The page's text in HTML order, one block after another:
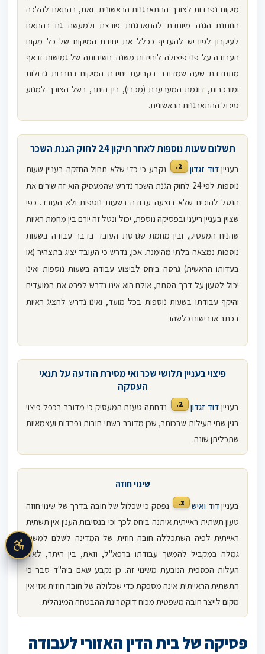
מיקוח נפרדות לצורך ההתארגנות הראשונית. זאת, בהתאם להלכה
הנותנת הגנה מיוחדת להתארגנות פורצת ולמעשה גם בהתאם
לעיקרון לפיו יש להעדיף ככלל את יחידת המיקוח של כל מקום
העבודה על פני פיצולה ליחידות משנה. חשיבותה של גמישות זו אף
מתחדדת שעה שמדובר בקביעת יחידת המיקוח בחברות גדולות
ומורכבות, דוגמת המערערת (מכבי), בין היתר, בשל הצורך למנוע
סיכול ההתארגנות הראשונית.
תשלום שעות נוספות לאחר תיקון 24 לחוק הגנת השכר
בענייןדוד זגדון 2.
נקבע כי כדי שלא תחול החזקה בעניין שעות
נוספות לפי 24 לחוק הגנת השכר נדרש שהמעסיק הוא זה שירים את
הנטל להוכיח שלא בוצעה עבודה בשעות נוספות ולא העובד. כפי
שצוין בעניין ריעני ובפסיקה נוספת, יכול ונטל זה יורם בין מחמת ראיות
שהניח המעסיק, ובין מחמת שגרסת העובד בדבר עבודה בשעות
נוספות נמצאה בלתי מהימנה. אכן, נדרש כי העובד יציג בתצהיר (או
בעדותו הראשית) גרסה ביחס לביצוע עבודה בשעות נוספות ואינו
יכול לטעון על דרך הסתם, אולם הוא אינו נדרש לפרט את המועדים
והיקף עבודתו בשעות נוספות בכל מועד, ואינו נדרש להציג ראיות
בכתב או רישום כלשהו.
פיצוי בעניין תלושי שכר ואי מסירת הודעה על תנאי
העסקה
בעניין דוד זגדון 2.
נדחתה טענת המעסיק כי מדובר בכפל פיצוי
בגין שתי העילות שבכותר, שכן מדובר בשתי חובות נפרדות ועצמאיות
שתכליתן שונה.
שינוי חוזה
בענייןדוד ואיש 3.
נפסק כי שכלול של חובה בדרך של שינוי חוזה
טעון תשתית ראייתית איתנה ביחס לכך וכי בנסיבות הענין אין תשתית
ראייתית לפיה השתכללה חובה חוזית של המדינה לשלם למשיב
גמלה במקביל להמשך עבודתו ברפא"ל, וזאת, בין היתר, לאור
העלות הכספית הנובעת משינוי זה. כן נקבע שאם ביה"ד סבר כי
התשתית הראייתית אינה מספקת כדי שכלולה של חובה חוזית אזי אין
מקום לייצר חובה משפטית מכוח דוקטרינת ההבטחה המינהלית.
פסיקה של בית הדין האזורי לעבודה